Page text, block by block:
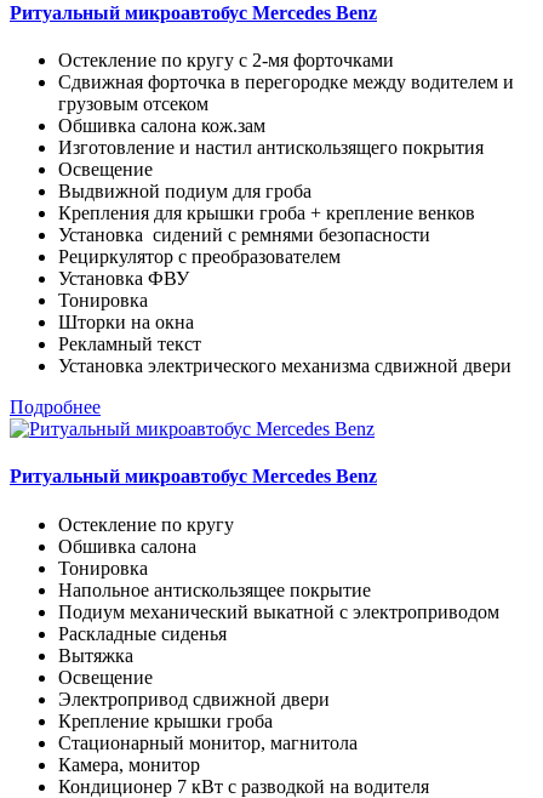
Ритуальный микроавтобус Mercedes Benz
Остекление по кругу с 2-мя форточками
Сдвижная форточка в перегородке между водителем и
грузовым отсеком
Обшивка салона кож.зам
Изготовление и настил антискользящего покрытия
Освещение
Выдвижной подиум для гроба
Крепления для крышки гроба + крепление венков
Установка сидений с ремнями безопасности
Рециркулятор с преобразователем
Установка ФВУ
Тонировка
Шторки на окна
Рекламный текст
Установка электрического механизма сдвижной двери
Подробнее
Ритуальный микроавтобус Mercedes Benz
Остекление по кругу
Обшивка салона
Тонировка
Напольное антискользящее покрытие
Подиум механический выкатной с электроприводом
Раскладные сиденья
Вытяжка
Освещение
Электропривод сдвижной двери
Крепление крышки гроба
Стационарный монитор, магнитола
Камера, монитор
Кондиционер 7 кВт с разводкой на водителя